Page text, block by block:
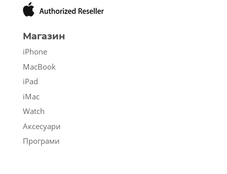
Магазин
iPhone
MacBook
iPad
iMac
Watch
Аксесуари
Програми